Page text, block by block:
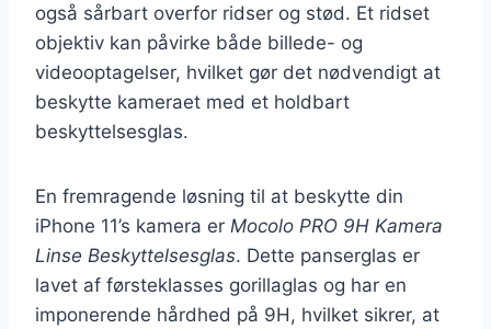
også sårbart overfor ridser og stød. Et ridset
objektiv kan påvirke både billede- og
videooptagelser, hvilket gør det nødvendigt at
beskytte kameraet med et holdbart
beskyttelsesglas.
En fremragende løsning til at beskytte din
iPhone 11’s kamera er Mocolo PRO 9H Kamera
Linse Beskyttelsesglas. Dette panserglas er
lavet af førsteklasses gorillaglas og har en
imponerende hårdhed på 9H, hvilket sikrer, at